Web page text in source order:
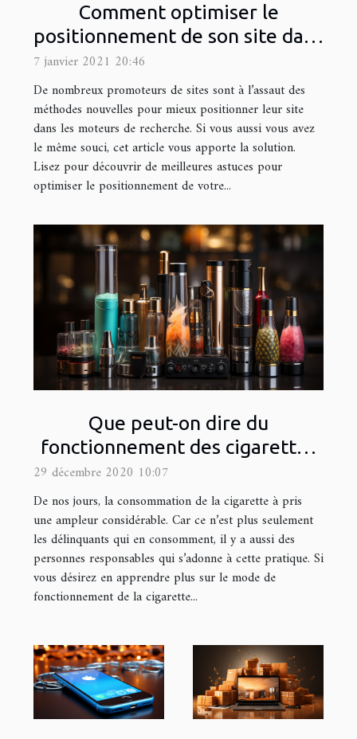
Comment optimiser le
positionnement de son site dans
les moteurs de recherche ?
7 janvier 2021 20:46
De nombreux promoteurs de sites sont à l’assaut des
méthodes nouvelles pour mieux positionner leur site
dans les moteurs de recherche. Si vous aussi vous avez
le même souci, cet article vous apporte la solution.
Lisez pour découvrir de meilleures astuces pour
optimiser le positionnement de votre...
Que peut-on dire du
fonctionnement des cigarettes
électroniques ?
29 décembre 2020 10:07
De nos jours, la consommation de la cigarette à pris
une ampleur considérable. Car ce n’est plus seulement
les délinquants qui en consomment, il y a aussi des
personnes responsables qui s’adonne à cette pratique. Si
vous désirez en apprendre plus sur le mode de
fonctionnement de la cigarette...